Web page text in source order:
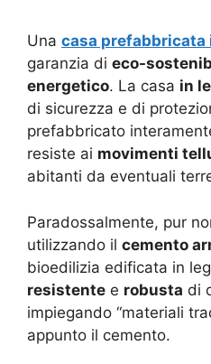
Una casa prefabbricata
garanzia di eco-
energetico. La casa in
di sicurezza e di
prefabbricato
resiste ai movimenti
abitanti da eventuali
Paradossalmente, pur
utilizzando il cemento
bioedilizia edificata in
resistente e robusta di
impiegando “materiali
appunto il cemento.